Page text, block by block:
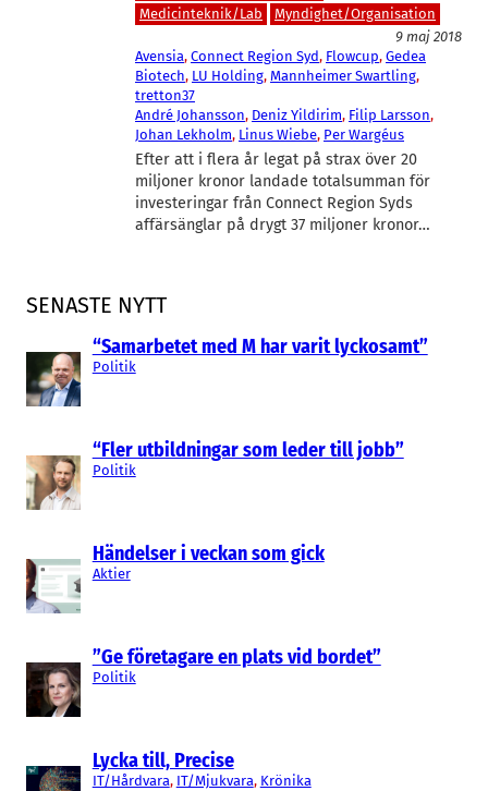
SENASTE NYTT
“Samarbetet med M har varit lyckosamt”
Politik
“Fler utbildningar som leder till jobb”
Politik
Händelser i veckan som gick
Aktier
”Ge företagare en plats vid bordet”
Politik
Lycka till, Precise
IT/Hårdvara, IT/Mjukvara, Krönika
Medicinteknik/Lab
Myndighet/Organisation
9 maj 2018
Avensia, Connect Region Syd, Flowcup, Gedea
Biotech, LU Holding, Mannheimer Swartling
tretton37
André Johansson, Deniz Yildirim, Filip Larsson
Johan Lekholm, Linus Wiebe, Per Wargéus
Efter att i flera år legat på strax över 20
miljoner kronor landade totalsumman för
investeringar från Connect Region Syds
affärsänglar på drygt 37 miljoner kronor…